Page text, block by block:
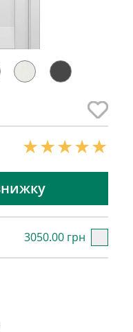
3050.00 грн